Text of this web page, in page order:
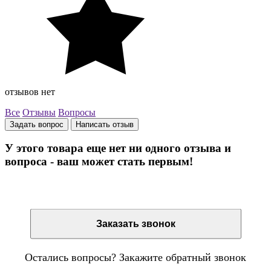
отзывов нет
Все Отзывы Вопросы
Задать вопрос Написать отзыв
У этого товара еще нет ни одного отзыва и
вопроса - ваш может стать первым!
Заказать звонок
Остались вопросы? Закажите обратный звонок